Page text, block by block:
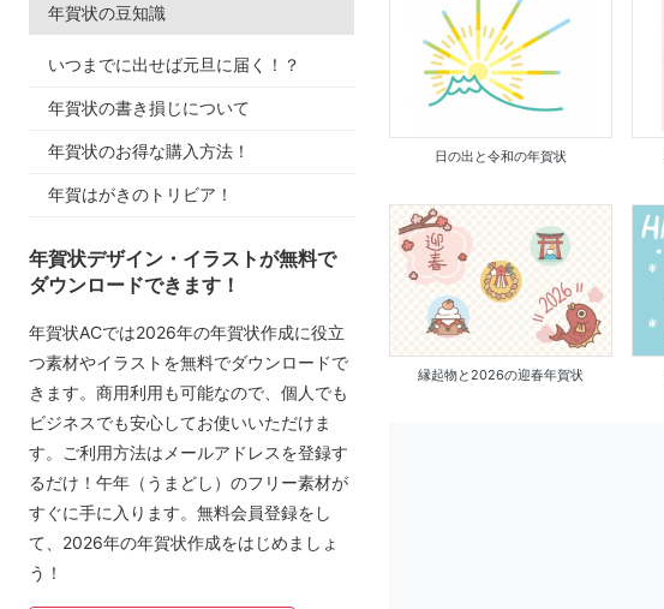
年賀状の豆知識
いつまでに出せば元旦に届く！？
年賀状の書き損じについて
年賀状のお得な購入方法！
年賀はがきのトリビア！
年賀状デザイン・イラストが無料で
ダウンロードできます！
年賀状ACでは2026年の年賀状作成に役立
つ素材やイラストを無料でダウンロードで
きます。商用利用も可能なので、個人でも
ビジネスでも安心してお使いいただけま
す。ご利用方法はメールアドレスを登録す
るだけ！午年（うまどし）のフリー素材が
すぐに手に入ります。無料会員登録をし
て、2026年の年賀状作成をはじめましょ
う！
日の出と令和の年賀状
縁起物と2026の迎春年賀状